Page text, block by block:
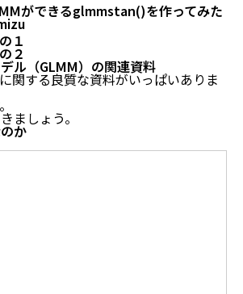
ができるglmmstan()を作ってみた
１
２
ル（GLMM）の関連資料
関する良質な資料がいっぱいありま
ましょう。
か